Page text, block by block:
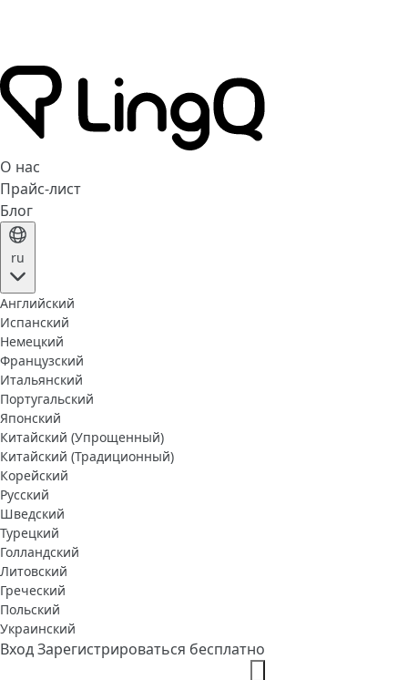
О нас
Прайс-лист
Блог
ru
Английский
Испанский
Немецкий
Французский
Итальянский
Португальский
Японский
Китайский (Упрощенный)
Китайский (Традиционный)
Корейский
Русский
Шведский
Турецкий
Голландский
Литовский
Греческий
Польский
Украинский
ВходЗарегистрироваться бесплатно